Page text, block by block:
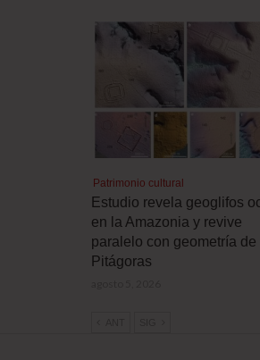
Patrimonio cultural
Estudio revela geoglifos
en la Amazonia y revive
paralelo con geometría de
Pitágoras